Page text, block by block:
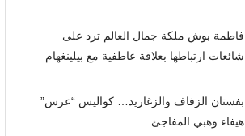
فاطمة بوش ملكة جمال العالم ترد على
شائعات ارتباطها بعلاقة عاطفية مع بيلينغهام
بفستان الزفاف والزغاريد… كواليس “عرس”
هيفاء وهبي المفاجئ